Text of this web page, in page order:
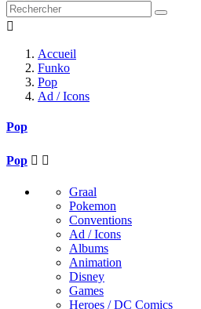

Accueil
Funko
Pop
Ad / Icons
Pop
Pop  
Graal
Pokemon
Conventions
Ad / Icons
Albums
Animation
Disney
Games
Heroes / DC Comics